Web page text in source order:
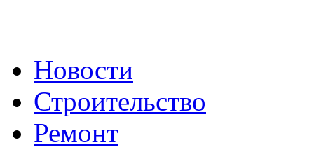
Новости
Строительство
Ремонт